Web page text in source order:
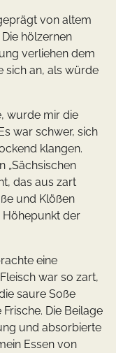
von altem
hölzernen
verliehen dem
sich an, als würde
wurde mir die
war schwer, sich
klangen.
„Sächsischen
das aus zart
und Klößen
Höhepunkt der
eine
war so zart,
saure Soße
Die Beilage
und absorbierte
Essen von